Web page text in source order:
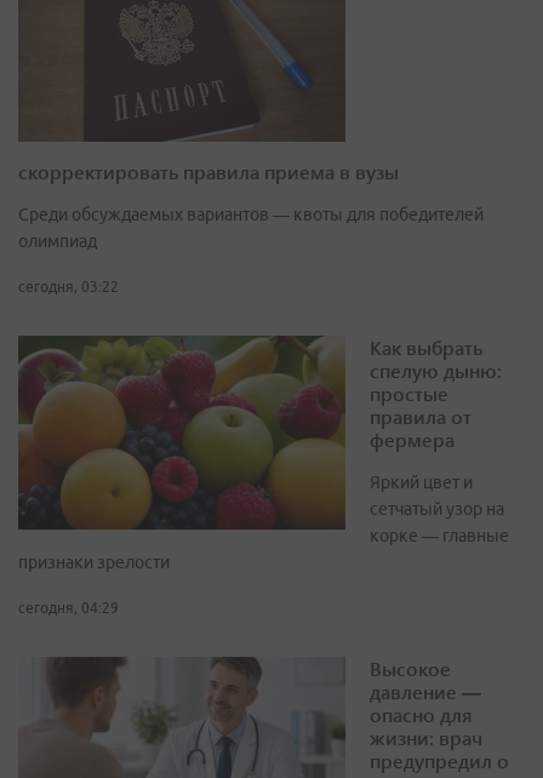
скорректировать правила приема в вузы
Среди обсуждаемых вариантов — квоты для победителей
олимпиад
сегодня, 03:22
Как выбрать
спелую дыню:
простые
правила от
фермера
Яркий цвет и
сетчатый узор на
корке — главные
признаки зрелости
сегодня, 04:29
Высокое
давление —
опасно для
жизни: врач
предупредил о